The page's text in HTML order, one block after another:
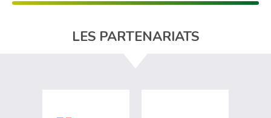
LES PARTENARIATS